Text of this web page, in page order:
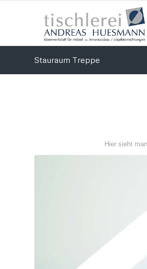
Stauraum Treppe
Hier sieht